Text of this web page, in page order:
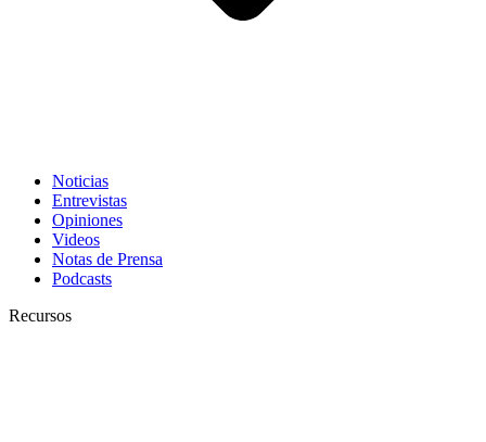
Noticias
Entrevistas
Opiniones
Videos
Notas de Prensa
Podcasts
Recursos